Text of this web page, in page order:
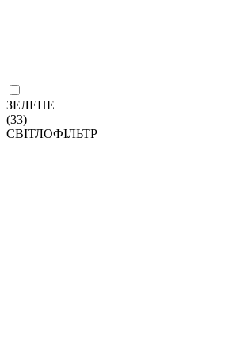
ЗЕЛЕНЕ
(33)
СВІТЛОФІЛЬТР